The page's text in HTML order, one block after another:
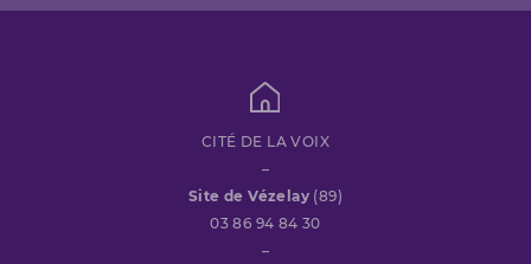
CITÉ DE LA VOIX
–
Site de Vézelay (89)
03 86 94 84 30
–